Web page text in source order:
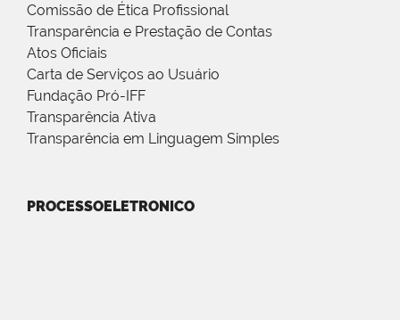
Comissão de Ética Profissional
Transparência e Prestação de Contas
Atos Oficiais
Carta de Serviços ao Usuário
Fundação Pró-IFF
Transparência Ativa
Transparência em Linguagem Simples
PROCESSOELETRONICO